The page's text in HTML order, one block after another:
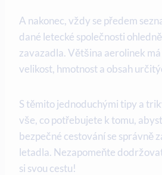
A nakonec, vždy se předem
dané letecké společnosti
zavazadla. Většina aerolinek
velikost, hmotnost a obsah
S těmito jednoduchými tipy a
vše, co potřebujete k tomu,
bezpečné cestování se správně
letadla. Nezapomeňte
si svou cestu!